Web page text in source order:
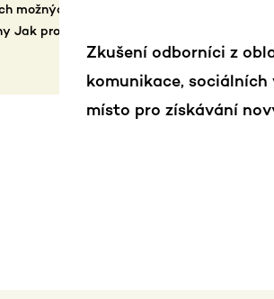
Zkušení odborníci z
komunikace,
místo pro získávání
práce s lidmi s duševním
psychologickému